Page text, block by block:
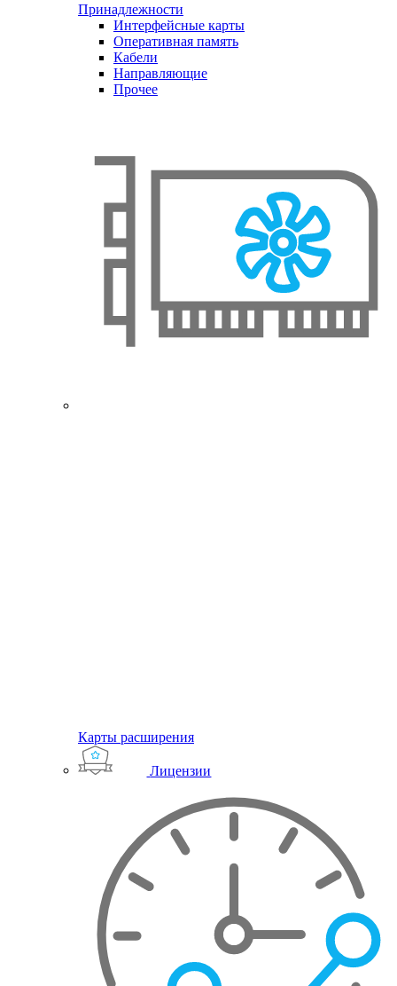
Принадлежности
Интерфейсные карты
Оперативная память
Кабели
Направляющие
Прочее
Карты расширения
Лицензии